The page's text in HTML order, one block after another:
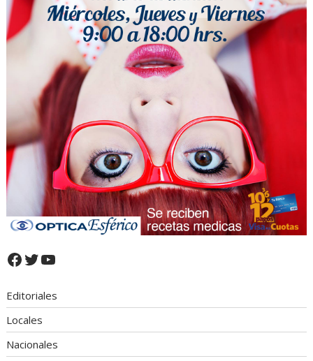
Facebook
Twitter
YouTube
Editoriales
Locales
Nacionales